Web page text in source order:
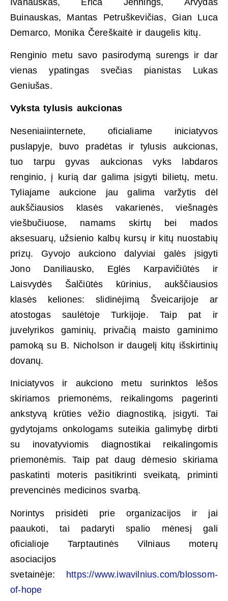
Buinauskas, Mantas Petruškevičias, Gian Luca
Demarco, Monika Čereškaitė ir daugelis kitų.
Renginio metu savo pasirodymą surengs ir dar
vienas ypatingas svečias pianistas Lukas
Geniušas.
Vyksta tylusis aukcionas
Neseniaiinternete, oficialiame iniciatyvos
puslapyje, buvo pradėtas ir tylusis aukcionas,
tuo tarpu gyvas aukcionas vyks labdaros
renginio, į kurią dar galima įsigyti bilietų, metu.
Tyliajame aukcione jau galima varžytis dėl
aukščiausios klasės vakarienės, viešnagės
viešbučiuose, namams skirtų bei mados
aksesuarų, užsienio kalbų kursų ir kitų nuostabių
prizų. Gyvojo aukciono dalyviai galės įsigyti
Jono Daniliausko, Eglės Karpavičiūtės ir
Laisvydės Šalčiūtės kūrinius, aukščiausios
klasės keliones: slidinėjimą Šveicarijoje ar
atostogas saulėtoje Turkijoje. Taip pat ir
juvelyrikos gaminių, privačią maisto gaminimo
pamoką su B. Nicholson ir daugelį kitų išskirtinių
dovanų.
Iniciatyvos ir aukciono metu surinktos lėšos
skiriamos priemonėms, reikalingoms pagerinti
ankstyvą krūties vėžio diagnostiką, įsigyti. Tai
gydytojams onkologams suteikia galimybę dirbti
su inovatyviomis diagnostikai reikalingomis
priemonėmis. Taip pat daug dėmesio skiriama
paskatinti moteris pasitikrinti sveikatą, priminti
prevencinės medicinos svarbą.
Norintys prisidėti prie organizacijos ir jai
paaukoti, tai padaryti spalio mėnesį gali
oficialioje Tarptautinės Vilniaus moterų
asociacijos
svetainėje: https://www.iwavilnius.com/blossom-
of-hope